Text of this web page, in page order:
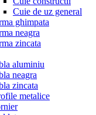
Cuie de uz general
ghimpata
neagra
zincata
aluminiu
neagra
zincata
metalice